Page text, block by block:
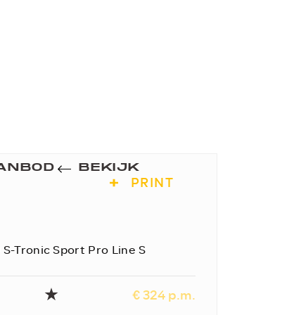
BEKIJK
PRINT
S-Tronic Sport Pro Line S
€ 324 p.m.